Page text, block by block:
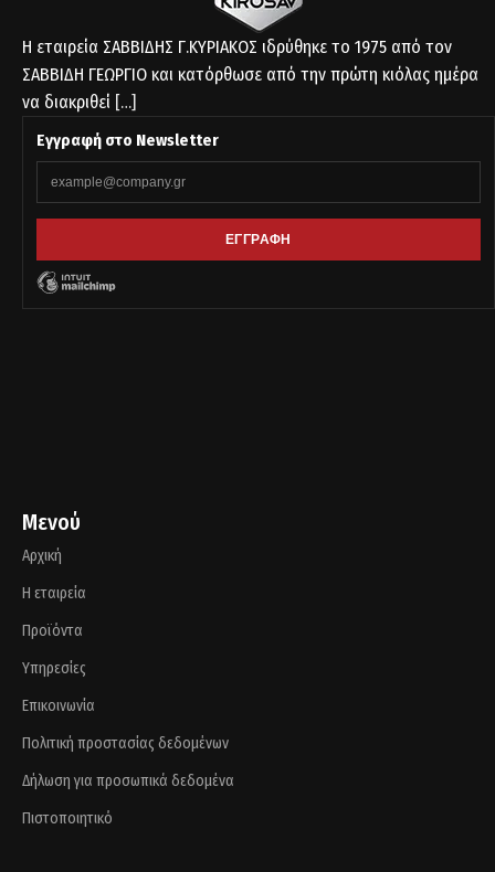
Η εταιρεία ΣΑΒΒΙΔΗΣ Γ.ΚΥΡΙΑΚΟΣ ιδρύθηκε το 1975 από τον
ΣΑΒΒΙΔΗ ΓΕΩΡΓΙΟ και κατόρθωσε από την πρώτη κιόλας ημέρα
να διακριθεί […]
Εγγραφή στο Newsletter
Μενού
Αρχική
Η εταιρεία
Προϊόντα
Υπηρεσίες
Επικοινωνία
Πολιτική προστασίας δεδομένων
Δήλωση για προσωπικά δεδομένα
Πιστοποιητικό